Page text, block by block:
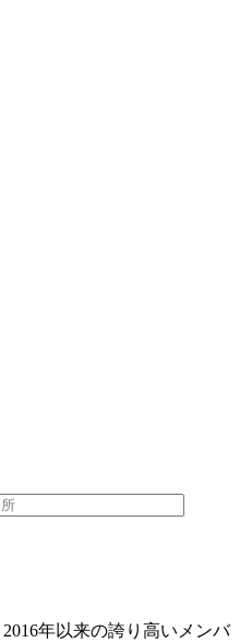
2016年以来の誇り高いメンバ